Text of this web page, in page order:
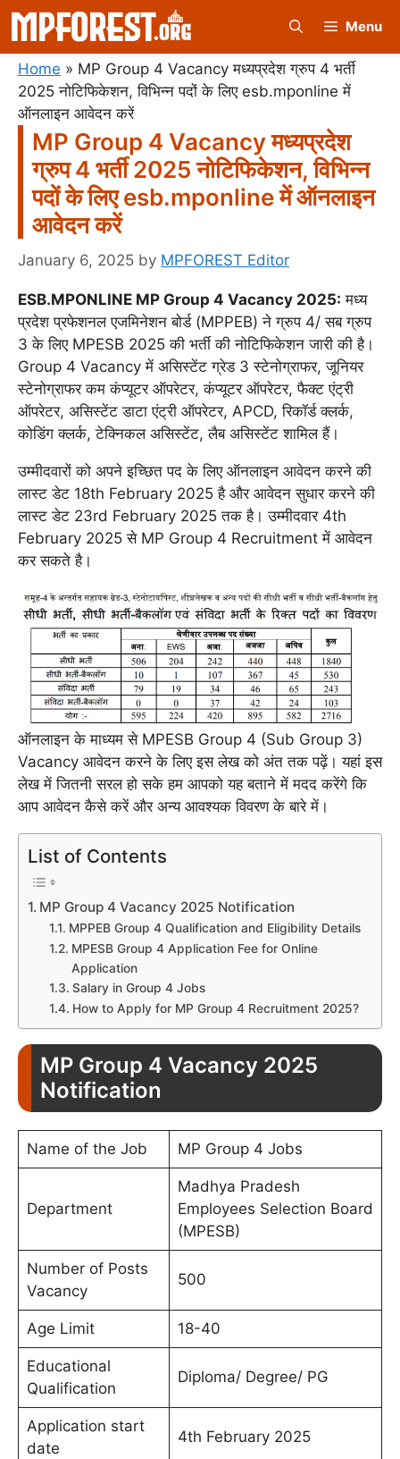
Skip
content
Menu
Home » MP Group 4 Vacancy मध्यप्रदेश ग्रुप 4 भर्ती
2025 नोटिफिकेशन, विभिन्न पदों के लिए esb.mponline में
ऑनलाइन आवेदन करें
MP Group 4 Vacancy मध्यप्रदेश
ग्रुप 4 भर्ती 2025 नोटिफिकेशन, विभिन्न
पदों के लिए esb.mponline में ऑनलाइन
आवेदन करें
January 6, 2025 by MPFOREST Editor
ESB.MPONLINE MP Group 4 Vacancy 2025: मध्य
प्रदेश प्रफेशनल एजमिनेशन बोर्ड (MPPEB) ने ग्रुप 4/ सब ग्रुप
3 के लिए MPESB 2025 की भर्ती की नोटिफिकेशन जारी की है।
Group 4 Vacancy में असिस्टेंट ग्रेड 3 स्टेनोग्राफर, जूनियर
स्टेनोग्राफर कम कंप्यूटर ऑपरेटर, कंप्यूटर ऑपरेटर, फैक्ट एंट्री
ऑपरेटर, असिस्टेंट डाटा एंट्री ऑपरेटर, APCD, रिकॉर्ड क्लर्क,
कोडिंग क्लर्क, टेक्निकल असिस्टेंट, लैब असिस्टेंट शामिल हैं।
उम्मीदवारों को अपने इच्छित पद के लिए ऑनलाइन आवेदन करने की
लास्ट डेट 18th February 2025 है और आवेदन सुधार करने की
लास्ट डेट 23rd February 2025 तक है। उम्मीदवार 4th
February 2025 से MP Group 4 Recruitment में आवेदन
कर सकते है।
ऑनलाइन के माध्यम से MPESB Group 4 (Sub Group 3)
Vacancy आवेदन करने के लिए इस लेख को अंत तक पढ़ें। यहां इस
लेख में जितनी सरल हो सके हम आपको यह बताने में मदद करेंगे कि
आप आवेदन कैसे करें और अन्य आवश्यक विवरण के बारे में।
List of Contents
MP Group 4 Vacancy 2025 Notification
MPPEB Group 4 Qualification and Eligibility Details
MPESB Group 4 Application Fee for Online
Application
Salary in Group 4 Jobs
How to Apply for MP Group 4 Recruitment 2025?
MP Group 4 Vacancy 2025
Notification
Name of the Job MP Group 4 Jobs
Department
Madhya Pradesh
Employees Selection Board
(MPESB)
Number of Posts
Vacancy
500
Age Limit 18-40
Educational
Qualification
Diploma/ Degree/ PG
Application start
date
4th February 2025